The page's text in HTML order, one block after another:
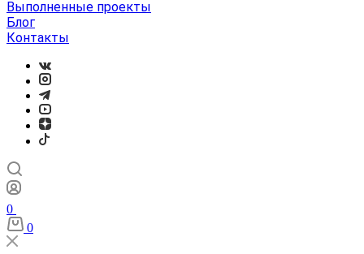
Выполненные проекты
Блог
Контакты
0
0